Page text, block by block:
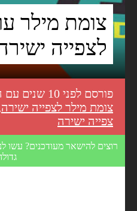
לצפייה
פורסם לפני 10 שנים עם התגיות
צומת מילר לצפייה ישירה
צפייה ישירה
רוצים להישאר מעודכנים? עשו